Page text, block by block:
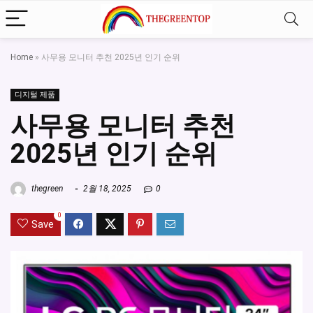
Home » 사무용 모니터 추천 2025년 인기 순위
디지털 제품
사무용 모니터 추천
2025년 인기 순위
thegreen 2월 18, 2025 0
Save
0